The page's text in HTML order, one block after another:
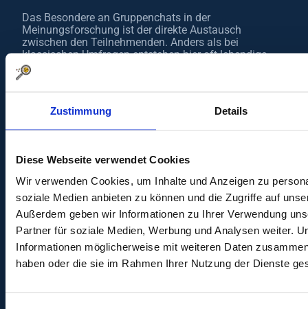
Zustimmung Details
Diese Webseite verwendet Cookies
Wir verwenden Cookies, um Inhalte und Anzeigen zu
soziale Medien anbieten zu können und die Zugriffe auf
Außerdem geben wir Informationen zu Ihrer Verwendung
Partner für soziale Medien, Werbung und Analysen weiter.
Informationen möglicherweise mit weiteren Daten
haben oder die sie im Rahmen Ihrer Nutzung der Dienste
Das Besondere an Gruppenchats in der
Meinungsforschung ist der direkte Austausch
zwischen den Teilnehmenden. Anders als bei
klassischen Umfragen entstehen hier oft lebendige
Diskussionen, bei denen verschiedene Meinungen
aufeinandertreffen und neue Gedanken entstehen.
besonders wertvolle Einblicke. Das macht
Gruppenchats für viele Panelisten spannend:
eigene Meinungen aktiv in Diskussionen
einbringen
gemeinsam über Produkte, Werbung oder neue
Ideen sprechen
erleben, wie aus einzelnen Aussagen neue
Gespräche entstehen
direkt mitgestalten, welche Themen
Unternehmen besser verstehen möchten